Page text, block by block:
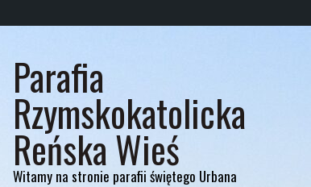
Parafia
Rzymskokatolicka
Reńska Wieś
Witamy na stronie parafii świętego Urbana